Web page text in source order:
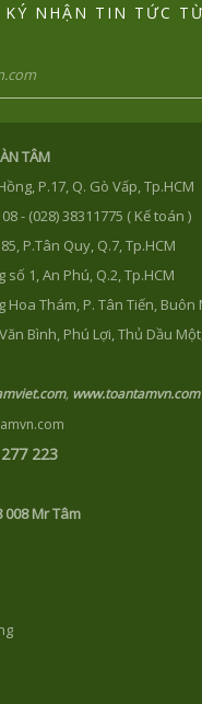
NHẬN TIN TỨC
TÂM
P.17, Q. Gò Vấp, Tp.HCM
- (028) 38311775 ( Kế toán )
P.Tân Quy, Q.7, Tp.HCM
1, An Phú, Q.2, Tp.HCM
Hoa Thám, P. Tân Tiến, Buôn
Bình, Phú Lợi, Thủ Dầu
, www.toantamvn.com
223
008 Mr Tâm